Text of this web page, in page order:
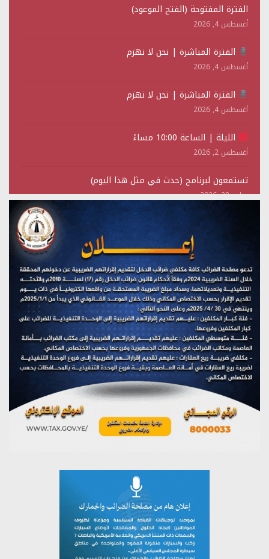
الفترة المفتوحة (الفتح الموعود)
أغسطس 4, 2026
الفترة المباشرة | نحن لا نهزم
أغسطس 4, 2026
الفترة المباشرة | نحن لا نهزم
أغسطس 4, 2026
الليلة | الساعة 10:00 مساءً
أغسطس 2, 2026
تستمعون لبرنامج (حدث في مثل هذا اليوم)
يوليو 28, 2026
(نحن لا نهزم) بث مباشر
تستمعون لبرنامج (هندسة الوهم)
يوليو 28, 2026
مؤتمر صحفي لمركز عين الإنسانية حول جرائم تحالف العدوان
على اليمن
يوليو 27, 2026
تستمعون لبرنامج (مع السيد القائد)
يوليو 26, 2026